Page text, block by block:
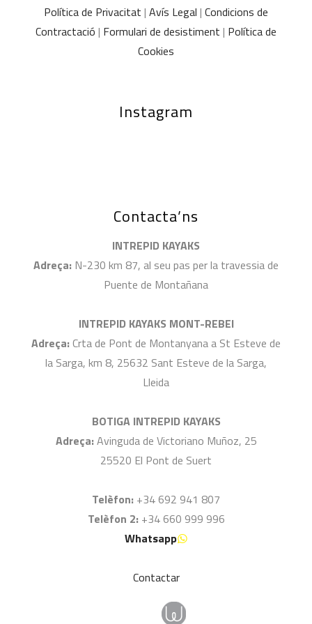
Política de Privacitat | Avís Legal | Condicions de
Contractació | Formulari de desistiment | Política de
Cookies
Instagram
Contacta’ns
INTREPID KAYAKS
Adreça: N-230 km 87, al seu pas per la travessia de
Puente de Montañana
INTREPID KAYAKS MONT-REBEI
Adreça: Crta de Pont de Montanyana a St Esteve de
la Sarga, km 8, 25632 Sant Esteve de la Sarga,
Lleida
BOTIGA INTREPID KAYAKS
Adreça: Avinguda de Victoriano Muñoz, 25
25520 El Pont de Suert
Telèfon: +34 692 941 807
Telèfon 2: +34 660 999 996
Whatsapp
Contactar